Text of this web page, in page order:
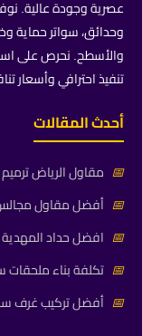
عصرية وجودة عالية.
وحدائق، سواتر حماية
والأسطح. نحرص على
تنفيذ احترافي وأسعار
أحدث المقالات
📅 مقاول الرياض
📅 أفضل مقاول مجالس
📅 افضل حداد
📅 تكلفة بناء
📅 أفضل تركيب غرف